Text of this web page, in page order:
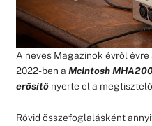
A neves Magazinok évről
2022-ben a McIntosh
erősítőnyerte el a
Rövid összefoglalásként